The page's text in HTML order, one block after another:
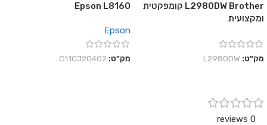
L2980DW Brother קומפקטית
ומקצועית
מק"ט: L2980DW
Epson L8160
Epson
מק"ט: C11CJ20402
0 reviews